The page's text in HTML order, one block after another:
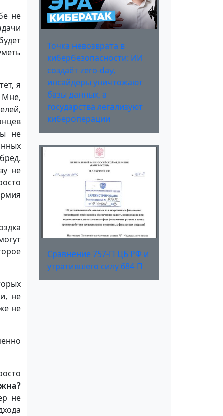
не
я
Мне,
не
не
не
не
не
Точка невозврата в
кибербезопасности: ИИ
создаёт zero-day,
инсайдеры уничтожают
базы данных, а
государства легализуют
кибероперации
Сравнение 757-П ЦБ РФ и
утратившего силу 684-П